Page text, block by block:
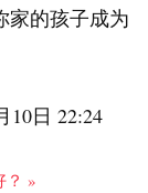
家的孩子成为
10日 22:24
？ »